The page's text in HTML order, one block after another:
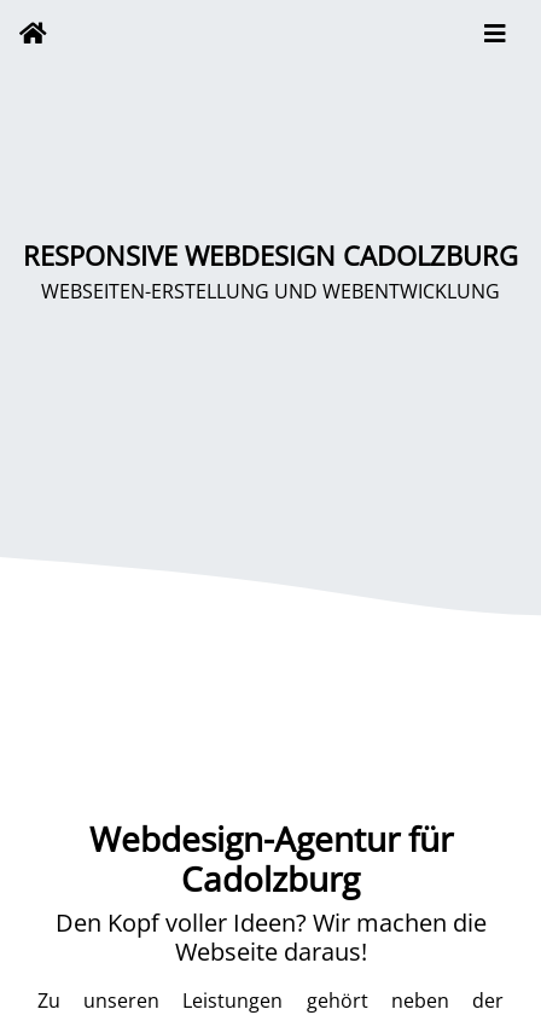
RESPONSIVE WEBDESIGN CADOLZBURG
WEBSEITEN-ERSTELLUNG UND WEBENTWICKLUNG
Webdesign-Agentur für
Cadolzburg
Den Kopf voller Ideen? Wir machen die
Webseite daraus!
Zu unseren Leistungen gehört neben der